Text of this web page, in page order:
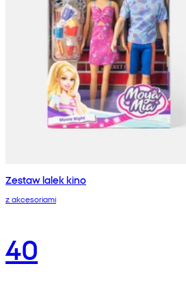
Zestaw lalek kino
z akcesoriami
40